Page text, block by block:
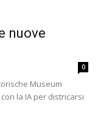
nuove
0
Museum
la IA per districarsi